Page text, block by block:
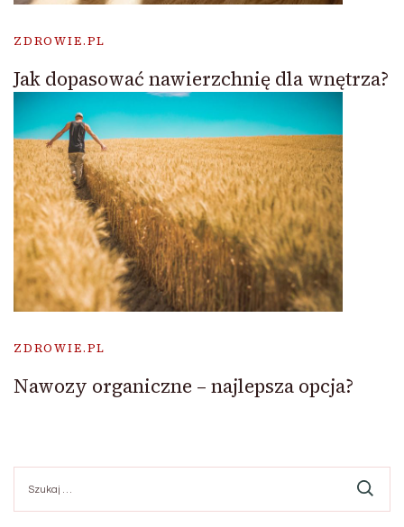
ZDROWIE.PL
Jak dopasować nawierzchnię dla wnętrza?
ZDROWIE.PL
Nawozy organiczne – najlepsza opcja?